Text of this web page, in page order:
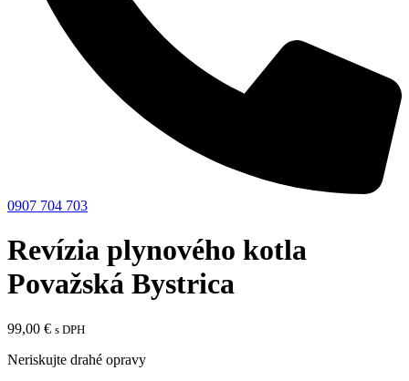
0907 704 703
Revízia plynového kotla
Považská Bystrica
99,00 € s DPH
Neriskujte drahé opravy